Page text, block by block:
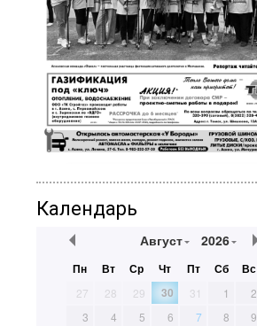
Календарь
Август 2026
Пн Вт Ср Чт Пт Сб Вс
27 28 29 30 31 1
2
3
4 5 6 7 8
9